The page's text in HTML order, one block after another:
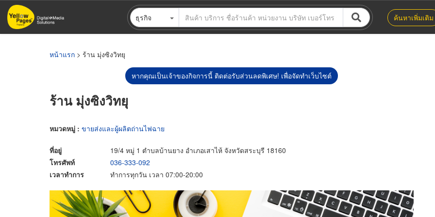
ข้าม
ไป
ธุรกิจ ค้นหาเพิ่มเติม
หน้าแรก > ร้าน มุ่งซิงวิทยุ
หากคุณเป็นเจ้าของกิจการนี้ ติดต่อรับส่วนลดพิเศษ! เพื่อจัดทำเว็บไซต์
ร้าน มุ่งซิงวิทยุ
หมวดหมู่ : ขายส่งและผู้ผลิตถ่านไฟฉาย
ที่อยู่
19/4 หมู่ 1 ตำบลบ้านยาง อำเภอเสาไห้ จังหวัดสระบุรี 18160
โทรศัพท์
036-333-092
เวลาทำการ
ทำการทุกวัน เวลา 07:00-20:00